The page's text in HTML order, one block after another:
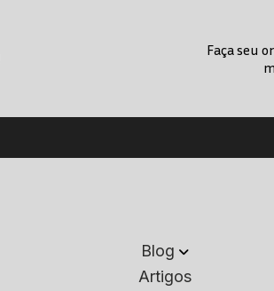
Faça seu
Blog
Artigos